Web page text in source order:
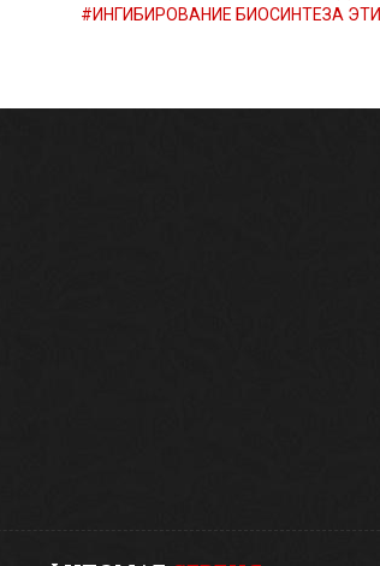
ИНГИБИРОВАНИЕ БИОСИНТЕЗА